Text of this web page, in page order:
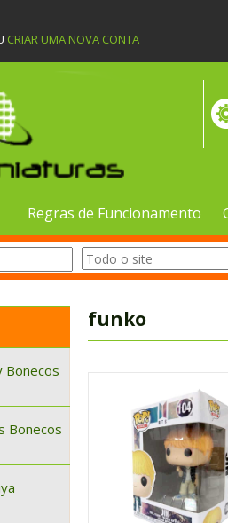
CRIAR UMA NOVA CONTA
Regras de Funcionamento
Bonecos
Bonecos
funko